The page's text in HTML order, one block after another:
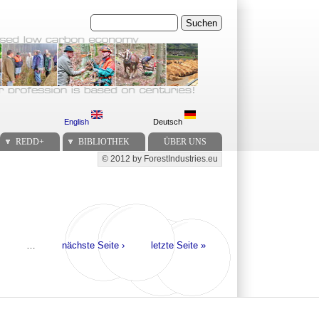
Suchen
English Deutsch
REDD+ BIBLIOTHEK ÜBER UNS
Secondary menu
© 2012 by ForestIndustries.eu
nächste Seite › letzte Seite »